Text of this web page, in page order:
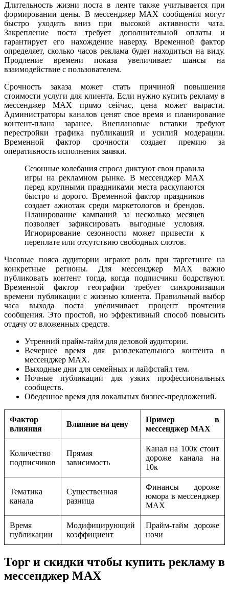
Длительность жизни поста в ленте также учитывается при
формировании цены. В мессенджер MAX сообщения могут
быстро уходить вниз при высокой активности чата.
Закрепление поста требует дополнительной оплаты и
гарантирует его нахождение наверху. Временной фактор
определяет, сколько часов реклама будет находиться на виду.
Продление времени показа увеличивает шансы на
взаимодействие с пользователем.
Срочность заказа может стать причиной повышения
стоимости услуги для клиента. Если нужно купить рекламу в
мессенджер MAX прямо сейчас, цена может вырасти.
Администраторы каналов ценят свое время и планирование
контент-плана заранее. Внеплановые вставки требуют
перестройки графика публикаций и усилий модерации.
Временной фактор срочности создает премию за
оперативность исполнения заявки.
Сезонные колебания спроса диктуют свои правила
игры на рекламном рынке. В мессенджер MAX
перед крупными праздниками места раскупаются
быстро и дорого. Временной фактор праздников
создает ажиотаж среди маркетологов и брендов.
Планирование кампаний за несколько месяцев
позволяет зафиксировать выгодные условия.
Игнорирование сезонности может привести к
переплате или отсутствию свободных слотов.
Часовые пояса аудитории играют роль при таргетинге на
конкретные регионы. Для мессенджер MAX важно
публиковать контент тогда, когда подписчики бодрствуют.
Временной фактор географии требует синхронизации
времени публикации с жизнью клиента. Правильный выбор
часа выхода поста увеличивает процент прочтения
сообщения. Это простой, но эффективный способ повысить
отдачу от вложенных средств.
Утренний прайм-тайм для деловой аудитории.
Вечернее время для развлекательного контента в
мессенджер MAX.
Выходные дни для семейных и лайфстайл тем.
Ночные публикации для узких профессиональных
сообществ.
Обеденное время для локальных бизнес-предложений.
Фактор
влияния
Влияние на цену
Пример в
мессенджер MAX
Количество
подписчиков
Прямая
зависимость
Канал на 100к стоит
дороже канала на
10к
Тематика
канала
Существенная
разница
Финансы дороже
юмора в мессенджер
MAX
Время
публикации
Модифицирующий
коэффициент
Прайм-тайм дороже
ночи
Торг и скидки чтобы купить рекламу в
мессенджер MAX